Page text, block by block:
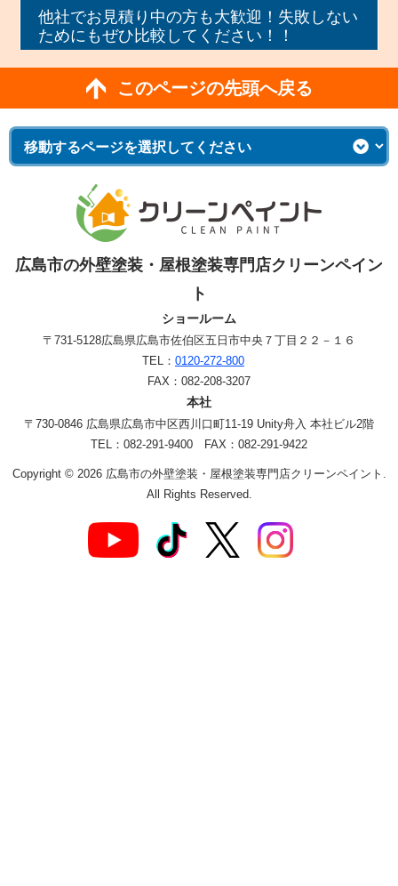
他社でお見積り中の方も大歓迎！失敗しない
ためにもぜひ比較してください！！
このページの先頭へ戻る
広島市の外壁塗装・屋根塗装専門店クリーンペイン
ト
ショールーム
〒731-5128広島県広島市佐伯区五日市中央７丁目２２－１６
TEL： 0120-272-800
FAX：082-208-3207
本社
〒730-0846 広島県広島市中区西川口町11-19 Unity舟入 本社ビル2階
TEL：082-291-9400 FAX：082-291-9422
Copyright © 2026 広島市の外壁塗装・屋根塗装専門店クリーンペイント.
All Rights Reserved.